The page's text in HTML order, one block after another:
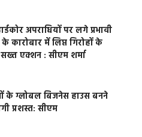
अपराधियों पर लगे प्रभावी
में लिप्त गिरोहों के
सख्त एक्शन : सीएम शर्मा
के ग्लोबल बिजनेस हाउस बनने
प्रशस्त: सीएम